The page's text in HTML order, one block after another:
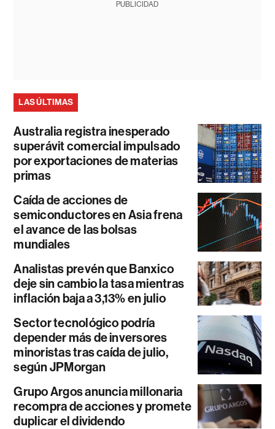
PUBLICIDAD
LAS ÚLTIMAS
Australia registra inesperado
superávit comercial impulsado
por exportaciones de materias
primas
Caída de acciones de
semiconductores en Asia frena
el avance de las bolsas
mundiales
Analistas prevén que Banxico
deje sin cambio la tasa mientras
inflación baja a 3,13% en julio
Sector tecnológico podría
depender más de inversores
minoristas tras caída de julio,
según JPMorgan
Grupo Argos anuncia millonaria
recompra de acciones y promete
duplicar el dividendo